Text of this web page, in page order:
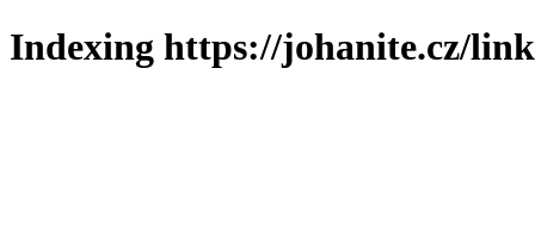
Indexing https://johanite.cz/